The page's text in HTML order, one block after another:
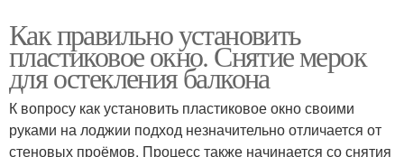
Как правильно установить
пластиковое окно. Снятие мерок
для остекления балкона
К вопросу как установить пластиковое окно своими
руками на лоджии подход незначительно отличается от
стеновых проёмов. Процесс также начинается со снятия